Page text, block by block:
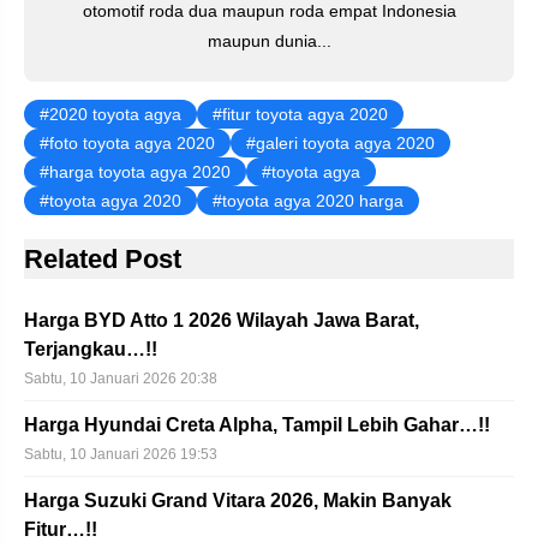
otomotif roda dua maupun roda empat Indonesia
maupun dunia...
2020 toyota agya
fitur toyota agya 2020
foto toyota agya 2020
galeri toyota agya 2020
harga toyota agya 2020
toyota agya
toyota agya 2020
toyota agya 2020 harga
Related Post
Harga BYD Atto 1 2026 Wilayah Jawa Barat,
Terjangkau…!!
Sabtu, 10 Januari 2026 20:38
Harga Hyundai Creta Alpha, Tampil Lebih Gahar…!!
Sabtu, 10 Januari 2026 19:53
Harga Suzuki Grand Vitara 2026, Makin Banyak
Fitur…!!